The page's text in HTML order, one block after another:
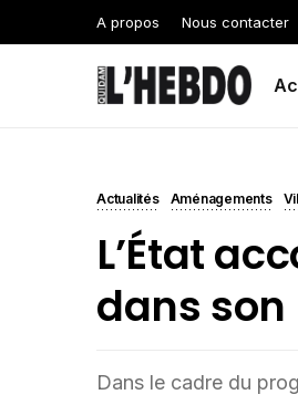
A propos Nous contacter
Actualités Aménagements
L’État
dans
Dans le cadre du